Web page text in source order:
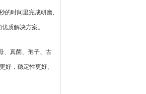
的时间里完成研磨,
质解决方案。
、真菌、孢子、古
好，稳定性更好。